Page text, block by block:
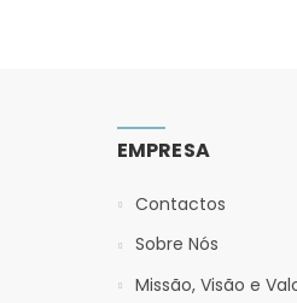
EMPRESA
Contactos
Sobre Nós
Missão, Visão e